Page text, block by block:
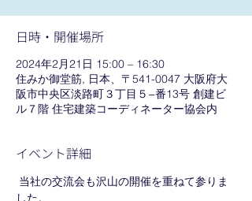
日時・開催場所
2024年2月21日 15:00 – 16:30
住みか御堂筋, 日本、〒541-0047 大阪府大
阪市中央区淡路町３丁目５−番13号 創建ビ
ル７階 住宅建築コーディネーター協会内
イベント詳細
当社の交流会も沢山の開催を重ねて参りま
した。